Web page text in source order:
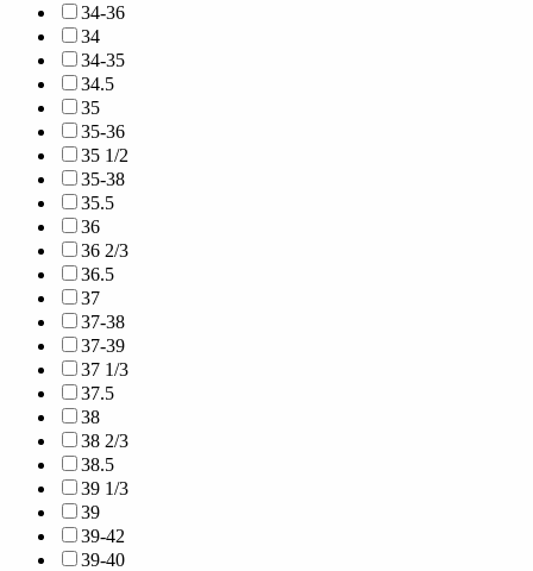
34-36
34
34-35
34.5
35
35-36
35 1/2
35-38
35.5
36
36 2/3
36.5
37
37-38
37-39
37 1/3
37.5
38
38 2/3
38.5
39 1/3
39
39-42
39-40